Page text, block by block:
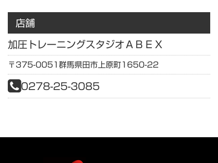
店舗
加圧トレーニングスタジオＡＢＥＸ
〒375-0051群馬県田市上原町1650-22
0278-25-3085